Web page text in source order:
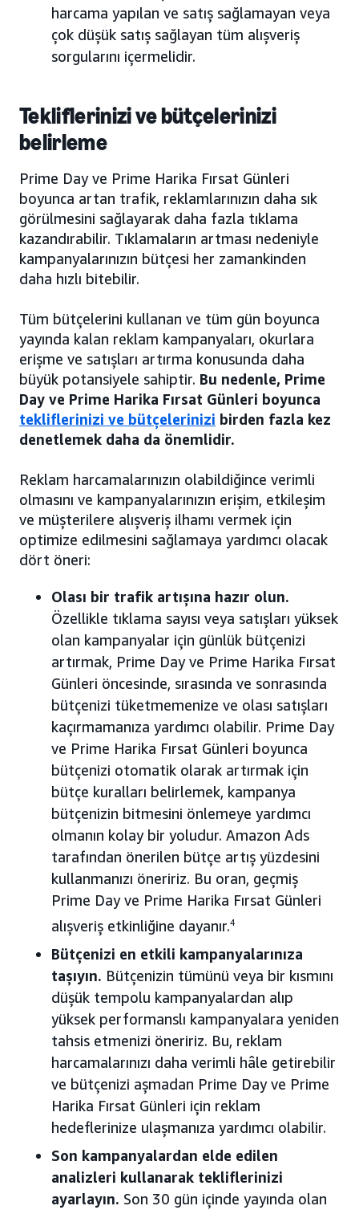
harcama yapılan ve satış sağlamayan veya
çok düşük satış sağlayan tüm alışveriş
sorgularını içermelidir.
Tekliflerinizi ve bütçelerinizi
belirleme
Prime Day ve Prime Harika Fırsat Günleri
boyunca artan trafik, reklamlarınızın daha sık
görülmesini sağlayarak daha fazla tıklama
kazandırabilir. Tıklamaların artması nedeniyle
kampanyalarınızın bütçesi her zamankinden
daha hızlı bitebilir.
Tüm bütçelerini kullanan ve tüm gün boyunca
yayında kalan reklam kampanyaları, okurlara
erişme ve satışları artırma konusunda daha
büyük potansiyele sahiptir. Bu nedenle, Prime
Day ve Prime Harika Fırsat Günleri boyunca
tekliflerinizi ve bütçelerinizi birden fazla kez
denetlemek daha da önemlidir.
Reklam harcamalarınızın olabildiğince verimli
olmasını ve kampanyalarınızın erişim, etkileşim
ve müşterilere alışveriş ilhamı vermek için
optimize edilmesini sağlamaya yardımcı olacak
dört öneri:
Olası bir trafik artışına hazır olun.
Özellikle tıklama sayısı veya satışları yüksek
olan kampanyalar için günlük bütçenizi
artırmak, Prime Day ve Prime Harika Fırsat
Günleri öncesinde, sırasında ve sonrasında
bütçenizi tüketmemenize ve olası satışları
kaçırmamanıza yardımcı olabilir. Prime Day
ve Prime Harika Fırsat Günleri boyunca
bütçenizi otomatik olarak artırmak için
bütçe kuralları belirlemek, kampanya
bütçenizin bitmesini önlemeye yardımcı
olmanın kolay bir yoludur. Amazon Ads
tarafından önerilen bütçe artış yüzdesini
kullanmanızı öneririz. Bu oran, geçmiş
Prime Day ve Prime Harika Fırsat Günleri
alışveriş etkinliğine dayanır.4
Bütçenizi en etkili kampanyalarınıza
taşıyın. Bütçenizin tümünü veya bir kısmını
düşük tempolu kampanyalardan alıp
yüksek performanslı kampanyalara yeniden
tahsis etmenizi öneririz. Bu, reklam
harcamalarınızı daha verimli hâle getirebilir
ve bütçenizi aşmadan Prime Day ve Prime
Harika Fırsat Günleri için reklam
hedeflerinize ulaşmanıza yardımcı olabilir.
Son kampanyalardan elde edilen
analizleri kullanarak tekliflerinizi
ayarlayın. Son 30 gün içinde yayında olan